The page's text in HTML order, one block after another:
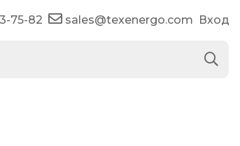
75-82 sales@texenergo.com Вход